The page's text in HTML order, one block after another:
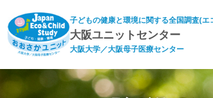
子どもの健康と環境に関する全国調査(エ
大阪ユニットセンター
大阪大学／大阪母子医療センター